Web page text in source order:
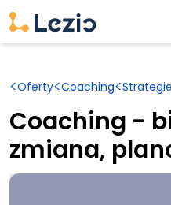
<Oferty<Coaching<
Coaching -
zmiana,